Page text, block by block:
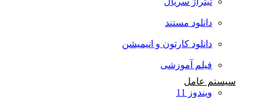
دانلود مستند
دانلود کارتون و انیمیشن
فیلم آموزشی
سیستم عامل
ویندوز 11